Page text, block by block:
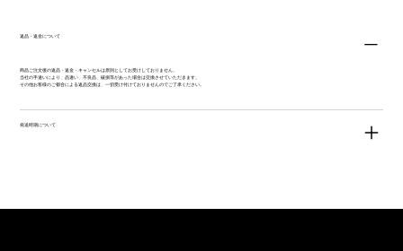
返品・返金について
商品ご注文後の返品・返金・キャンセルは原則としてお受けしておりません。
当社の手違いにより、品違い、不良品、破損等があった場合は交換させていただきます。
その他お客様のご都合による返品交換は、一切受け付けておりませんのでご了承ください。
発送時期について